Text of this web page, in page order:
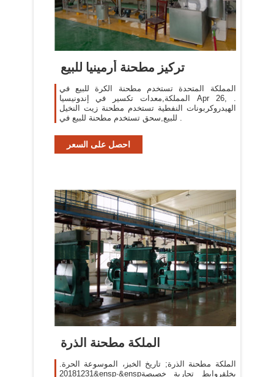
تركيز مطحنة أرمينيا للبيع
المملكة المتحدة تستخدم مطحنة الكرة للبيع في
المملكة,معدات تكسير في إندونيسيا Apr 26, .
الهيدروكربونات النفطية تستخدم مطحنة زيت النخيل
للبيع,سحق تستخدم مطحنة للبيع في .
احصل على السعر
الملكة مطحنة الذرة
الملكة مطحنة الذرة; تاريخ الخبز، الموسوعة الحرة.
20181231&ensp·&enspبخلقروابط تجارية خصيصة